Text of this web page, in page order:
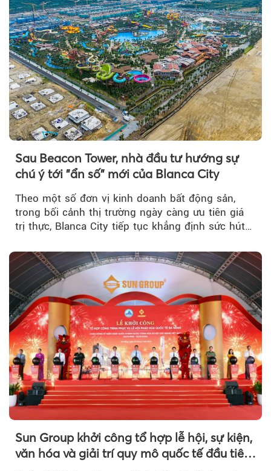
Sau Beacon Tower, nhà đầu tư hướng sự
chú ý tới "ẩn số" mới của Blanca City
Theo một số đơn vị kinh doanh bất động sản,
trong bối cảnh thị trường ngày càng ưu tiên giá
trị thực, Blanca City tiếp tục khẳng định sức hút
Sun Group khởi công tổ hợp lễ hội, sự kiện,
văn hóa và giải trí quy mô quốc tế đầu tiên